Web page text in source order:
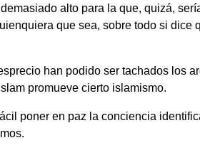
alto para la que, quizá,
que sea, sobre todo si dice
han podido ser tachados los
promueve cierto islamismo.
poner en paz la conciencia